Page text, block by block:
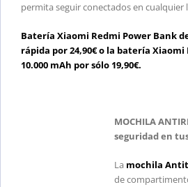
permita seguir conectados en cualquier
Batería Xiaomi Redmi Power Bank
rápida por 24,90€ o la batería Xiaomi
10.000 mAh por sólo 19,90€.
MOCHILA
seguridad en
La mochila
de